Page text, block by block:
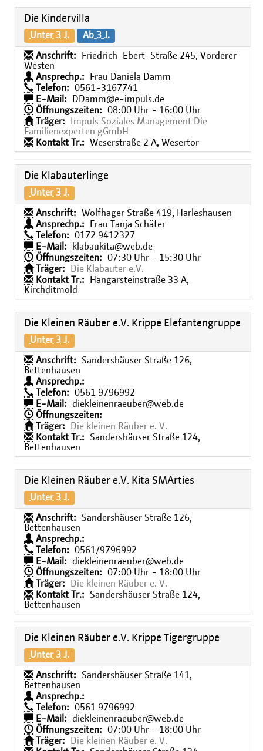
Die Kindervilla
Unter 3 J. Ab 3 J.
Anschrift:
Friedrich-Ebert-Straße 245, Vorderer
Westen
Ansprechp.:
Frau Daniela Damm
Telefon:
0561-3167741
E-Mail:
DDamm@e-impuls.de
Öffnungszeiten:
08:00 Uhr - 16:00 Uhr
Träger:
Impuls Soziales Management Die
Familienexperten gGmbH
Kontakt Tr.:
Weserstraße 2 A, Wesertor
Die Klabauterlinge
Unter 3 J.
Anschrift:
Wolfhager Straße 419, Harleshausen
Ansprechp.:
Frau Tanja Schäfer
Telefon:
0172 9412327
E-Mail:
klabaukita@web.de
Öffnungszeiten:
07:30 Uhr - 15:30 Uhr
Träger:
Die Klabauter e.V.
Kontakt Tr.:
Hangarsteinstraße 33 A,
Kirchditmold
Die Kleinen Räuber e.V. Krippe Elefantengruppe
Unter 3 J.
Anschrift:
Sandershäuser Straße 126,
Bettenhausen
Ansprechp.:
Telefon:
0561 9796992
E-Mail:
diekleinenraeuber@web.de
Öffnungszeiten:
Träger:
Die kleinen Räuber e. V.
Kontakt Tr.:
Sandershäuser Straße 124,
Bettenhausen
Die Kleinen Räuber e.V. Kita SMArties
Unter 3 J.
Anschrift:
Sandershäuser Straße 126,
Bettenhausen
Ansprechp.:
Telefon:
0561/9796992
E-Mail:
diekleinenraeuber@web.de
Öffnungszeiten:
07:00 Uhr - 18:00 Uhr
Träger:
Die kleinen Räuber e. V.
Kontakt Tr.:
Sandershäuser Straße 124,
Bettenhausen
Die Kleinen Räuber e.V. Krippe Tigergruppe
Unter 3 J.
Anschrift:
Sandershäuser Straße 141,
Bettenhausen
Ansprechp.:
Telefon:
0561 9796992
E-Mail:
diekleinenraeuber@web.de
Öffnungszeiten:
07:00 Uhr - 18:00 Uhr
Träger:
Die kleinen Räuber e. V.